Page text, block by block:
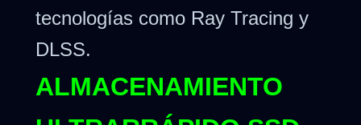
tecnologías como Ray Tracing y
DLSS.
ALMACENAMIENTO